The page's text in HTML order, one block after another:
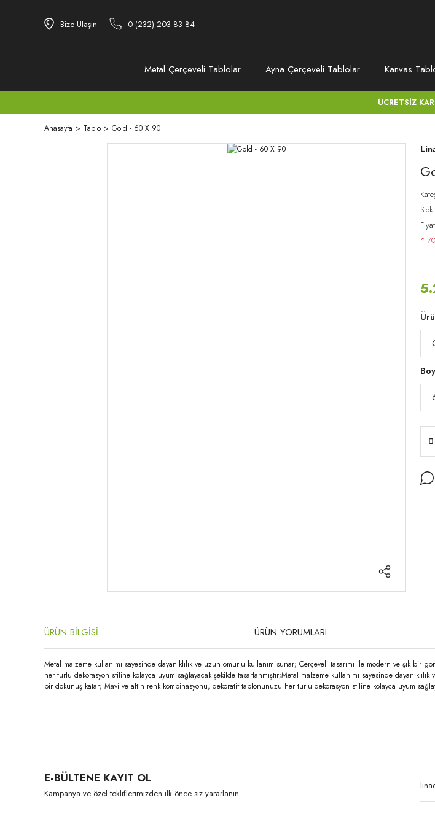
Bize Ulaşın 0 (232) 203 83 84
Metal Çerçeveli Tablolar Ayna Çerçeveli Tablolar Kanvas
ÜCRETSİZ
Anasayfa Tablo Gold - 60 X 90
Fiyat
*
ÜRÜN BİLGİSİ ÜRÜN YORUMLARI
Metal malzeme kullanımı sayesinde dayanıklılık ve uzun ömürlü kullanım sunar; Çerçeveli tasarımı ile modern ve şık
her türlü dekorasyon stiline kolayca uyum sağlayacak şekilde tasarlanmıştır;Metal malzeme kullanımı sayesinde
bir dokunuş katar; Mavi ve altın renk kombinasyonu, dekoratif tablonunuzu her türlü dekorasyon stiline kolayca uyum
Ürün açıklamasında eksik bilgiler bulunuyor.
Ürün bilgilerinde hatalar bulunuyor.
E-BÜLTENE KAYIT OL
Kampanya ve özel tekliflerimizden ilk önce siz yararlanın.